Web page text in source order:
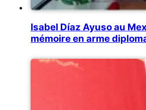
Isabel Díaz Ayuso au
mémoire en arme